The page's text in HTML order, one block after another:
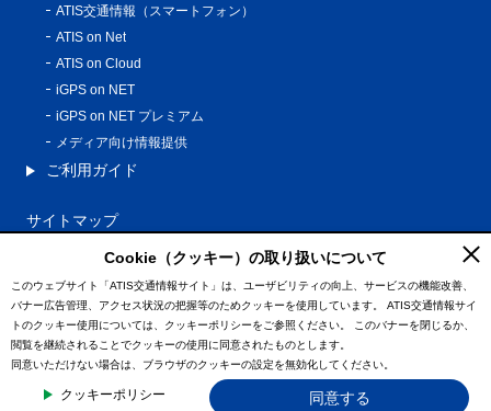
ATIS交通情報（スマートフォン）
ATIS on Net
ATIS on Cloud
iGPS on NET
iGPS on NET プレミアム
メディア向け情報提供
ご利用ガイド
サイトマップ
プライバシーポリシー
利用規約
特定商取引法に基づく表記
情報の外部通信について
© ATIS Co.,Ltd. All Rights Reserved.
Cookie（クッキー）の取り扱いについて
このウェブサイト「ATIS交通情報サイト」は、ユーザビリティの向上、サービスの機能改善、
バナー広告管理、アクセス状況の把握等のためクッキーを使用しています。
ATIS交通情報サイ
トのクッキー使用については、クッキーポリシーをご参照ください。
このバナーを閉じるか、
閲覧を継続されることでクッキーの使用に同意されたものとします。
同意いただけない場合は、ブラウザのクッキーの設定を無効化してください。
クッキーポリシー 同意する